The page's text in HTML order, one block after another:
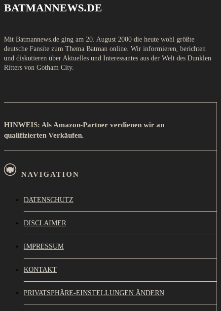
BATMANNEWS.DE
Mit Batmannews.de ging am 20. August 2000 die heute wohl größte
deutsche Fansite zum Thema Batman online. Wir informieren, berichten
und diskutieren über Aktuelles und Interessantes aus der Welt des Dunklen
Ritters von Gotham City.
HINWEIS: Als Amazon-Partner verdienen wir an
qualifizierten Verkäufen.
NAVIGATION
DATENSCHUTZ
DISCLAIMER
IMPRESSUM
KONTAKT
PRIVATSPHÄRE-EINSTELLUNGEN ÄNDERN